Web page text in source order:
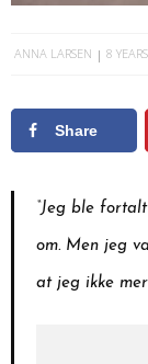
ANNA LARSEN 8
Share
“Jeg ble
om. Men jeg
at jeg ikke